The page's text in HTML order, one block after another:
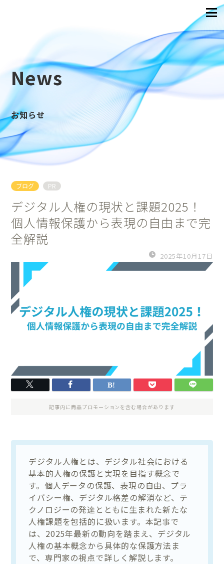
News
お知らせ
ブログ PR
デジタル人権の現状と課題2025！
個人情報保護から表現の自由まで完
全解説
2025年10月17日
記事内に商品プロモーションを含む場合があります
デジタル人権とは、デジタル社会における
基本的人権の保護と実現を目指す概念で
す。個人データの保護、表現の自由、プラ
イバシー権、デジタル格差の解消など、テ
クノロジーの発達とともに生まれた新たな
人権課題を包括的に扱います。本記事で
は、2025年最新の動向を踏まえ、デジタル
人権の基本概念から具体的な保護方法ま
で、専門家の視点で詳しく解説します。